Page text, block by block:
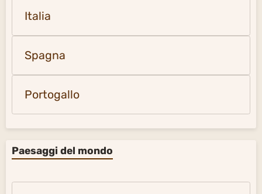
Italia
Spagna
Portogallo
Paesaggi del mondo